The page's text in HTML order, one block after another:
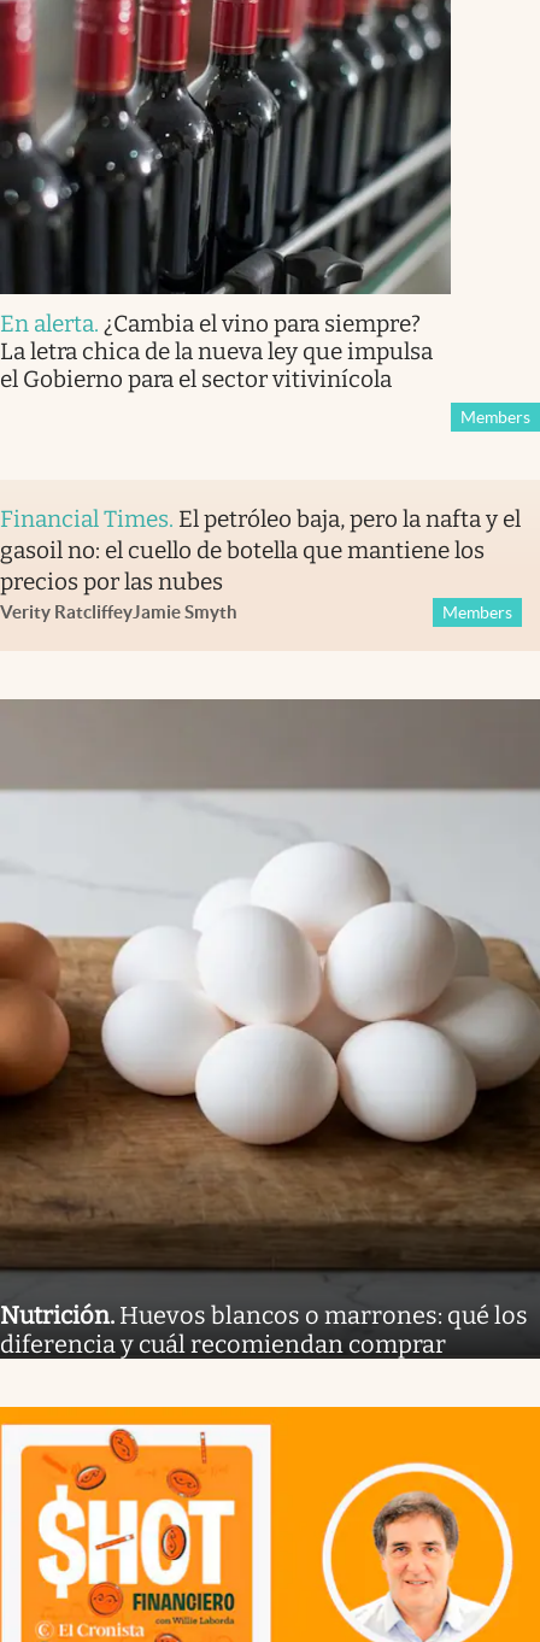
En alerta. ¿Cambia el vino para siempre?
La letra chica de la nueva ley que impulsa
el Gobierno para el sector vitivinícola
Members
Financial Times. El petróleo baja, pero la nafta y el
gasoil no: el cuello de botella que mantiene los
precios por las nubes
Verity RatcliffeyJamie Smyth Members
Nutrición. Huevos blancos o marrones: qué los
diferencia y cuál recomiendan comprar